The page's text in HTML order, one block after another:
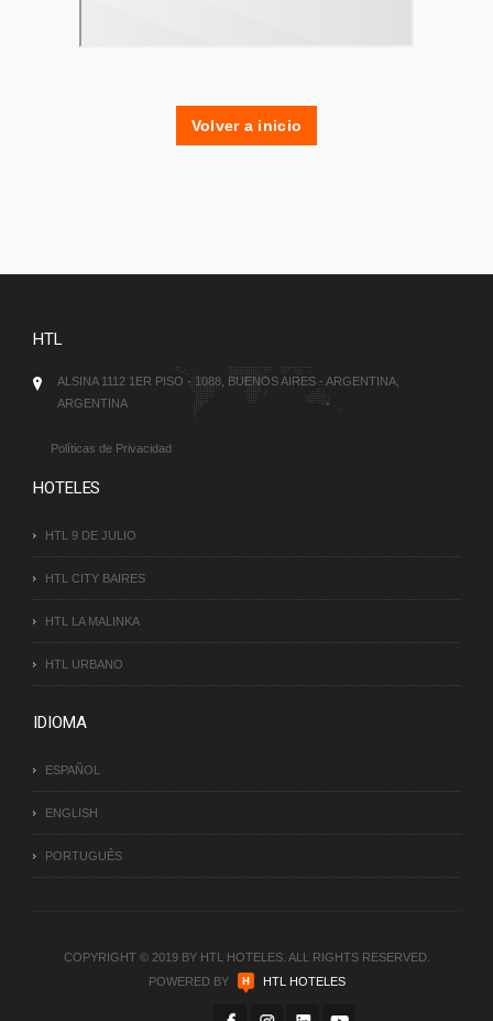
Volver a inicio
HTL
ALSINA 1112 1ER PISO - 1088, BUENOS AIRES - ARGENTINA,
ARGENTINA
Políticas de Privacidad
HOTELES
HTL 9 DE JULIO
HTL CITY BAIRES
HTL LA MALINKA
HTL URBANO
IDIOMA
ESPAÑOL
ENGLISH
PORTUGUÊS
COPYRIGHT © 2019 BY HTL HOTELES. ALL RIGHTS RESERVED.
POWERED BY
HTL HOTELES